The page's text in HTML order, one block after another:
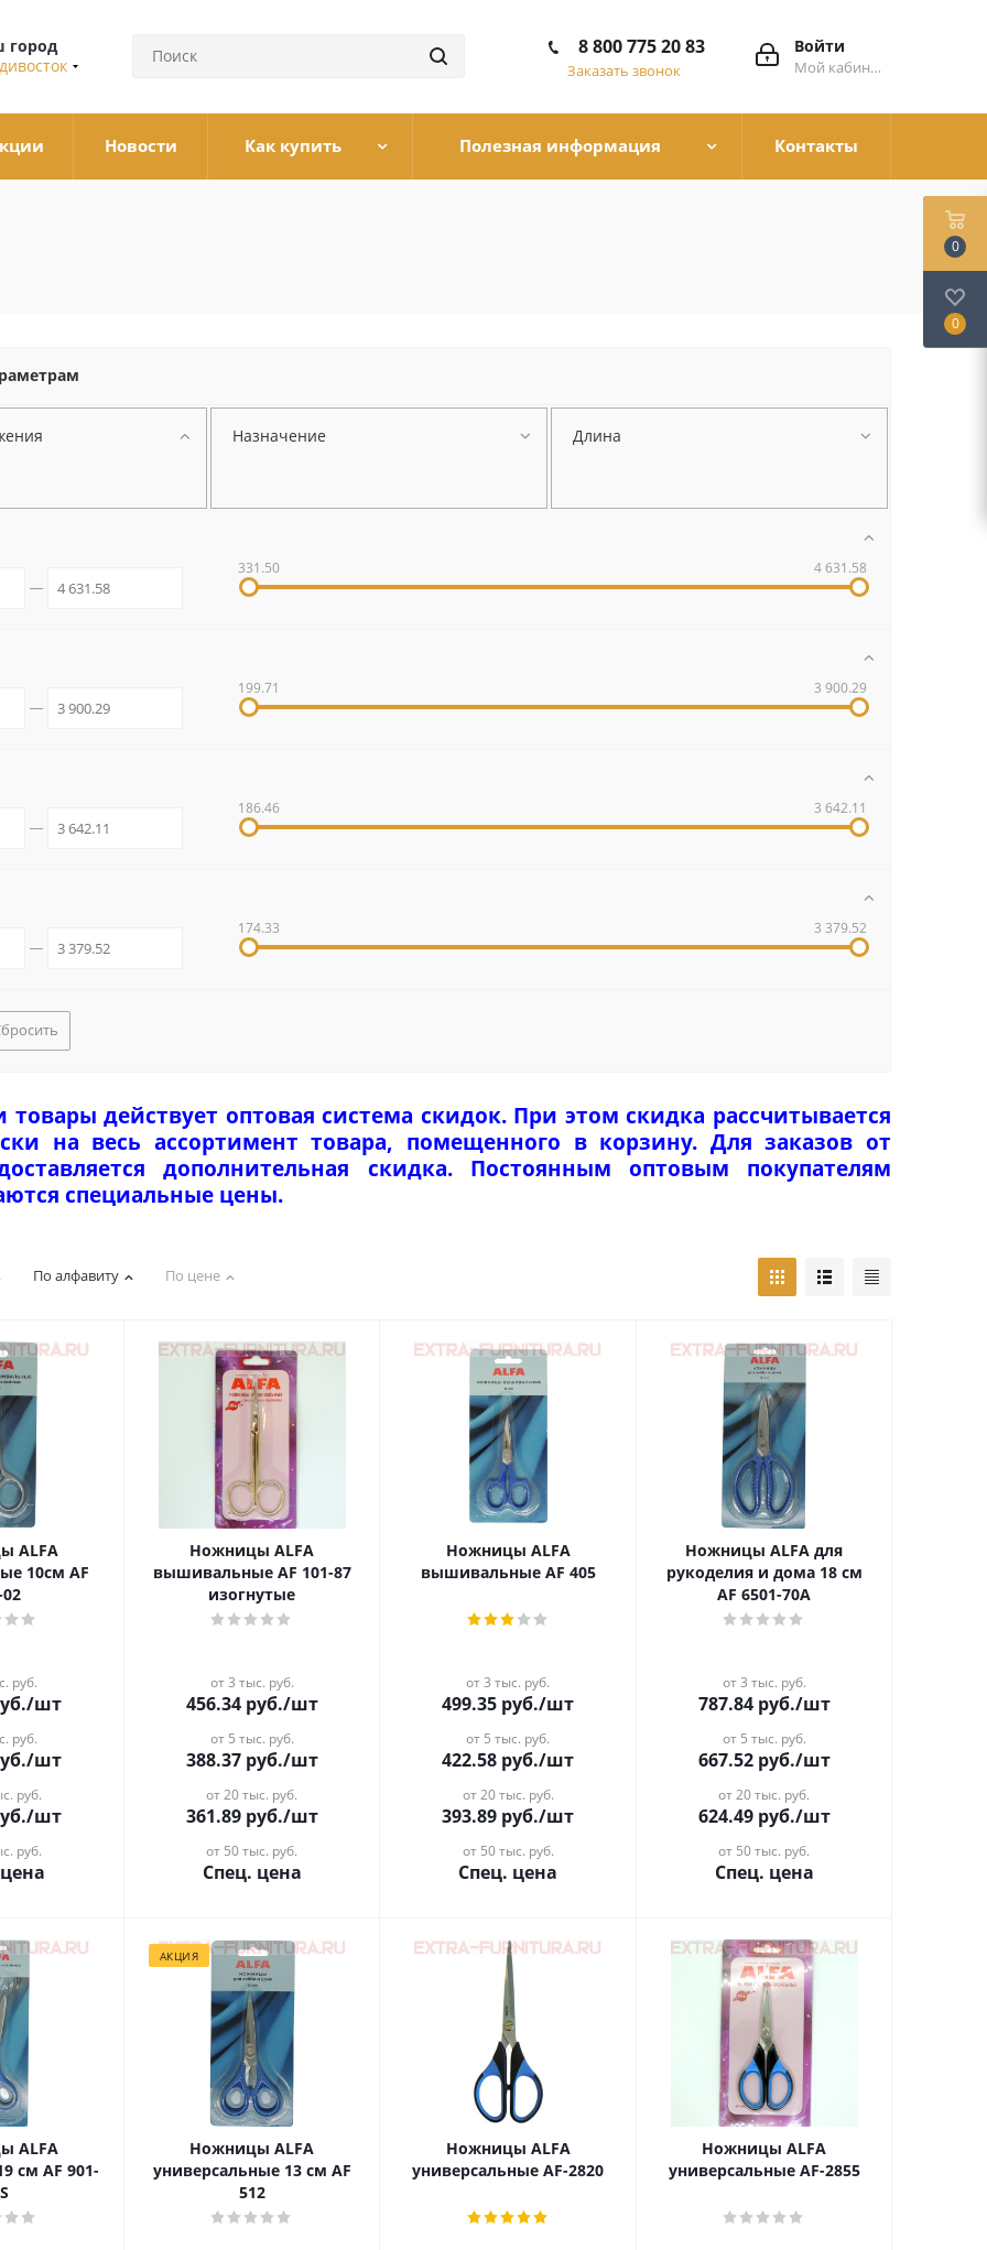
город
Войти
Мой кабинет
8 800 775 20 83
Заказать звонок
Новости Как купить Полезная информация Контакты
Назначение Длина
331.50 4 631.58
199.71 3 900.29
186.46 3 642.11
174.33 3 379.52
действует оптовая система скидок. При этом скидка рассчитывается
на весь ассортимент товара, помещенного в корзину. Для заказов от
дополнительная скидка. Постоянным оптовым покупателям
специальные цены.
По алфавиту По цене
ALFA
10см AF
руб.
/шт
руб.
/шт
руб.
/шт
руб.
Ножницы ALFA
вышивальные AF 101-87
изогнутые
от 3 тыс. руб.
456.34руб./шт
от 5 тыс. руб.
388.37руб./шт
от 20 тыс. руб.
361.89руб./шт
от 50 тыс. руб.
Спец. цена
Ножницы ALFA
вышивальные AF 405
от 3 тыс. руб.
499.35 руб./шт
от 5 тыс. руб.
422.58 руб./шт
от 20 тыс. руб.
393.89 руб./шт
от 50 тыс. руб.
Спец. цена
Ножницы ALFA для
рукоделия и дома 18 см
AF 6501-70A
от 3 тыс. руб.
787.84руб./шт
от 5 тыс. руб.
667.52руб./шт
от 20 тыс. руб.
624.49руб./шт
от 50 тыс. руб.
Спец. цена
ALFA
901-
АКЦИЯ
Ножницы ALFA
универсальные 13 см AF
512
Ножницы ALFA
универсальные AF-2820
Ножницы ALFA
универсальные AF-2855
0
0